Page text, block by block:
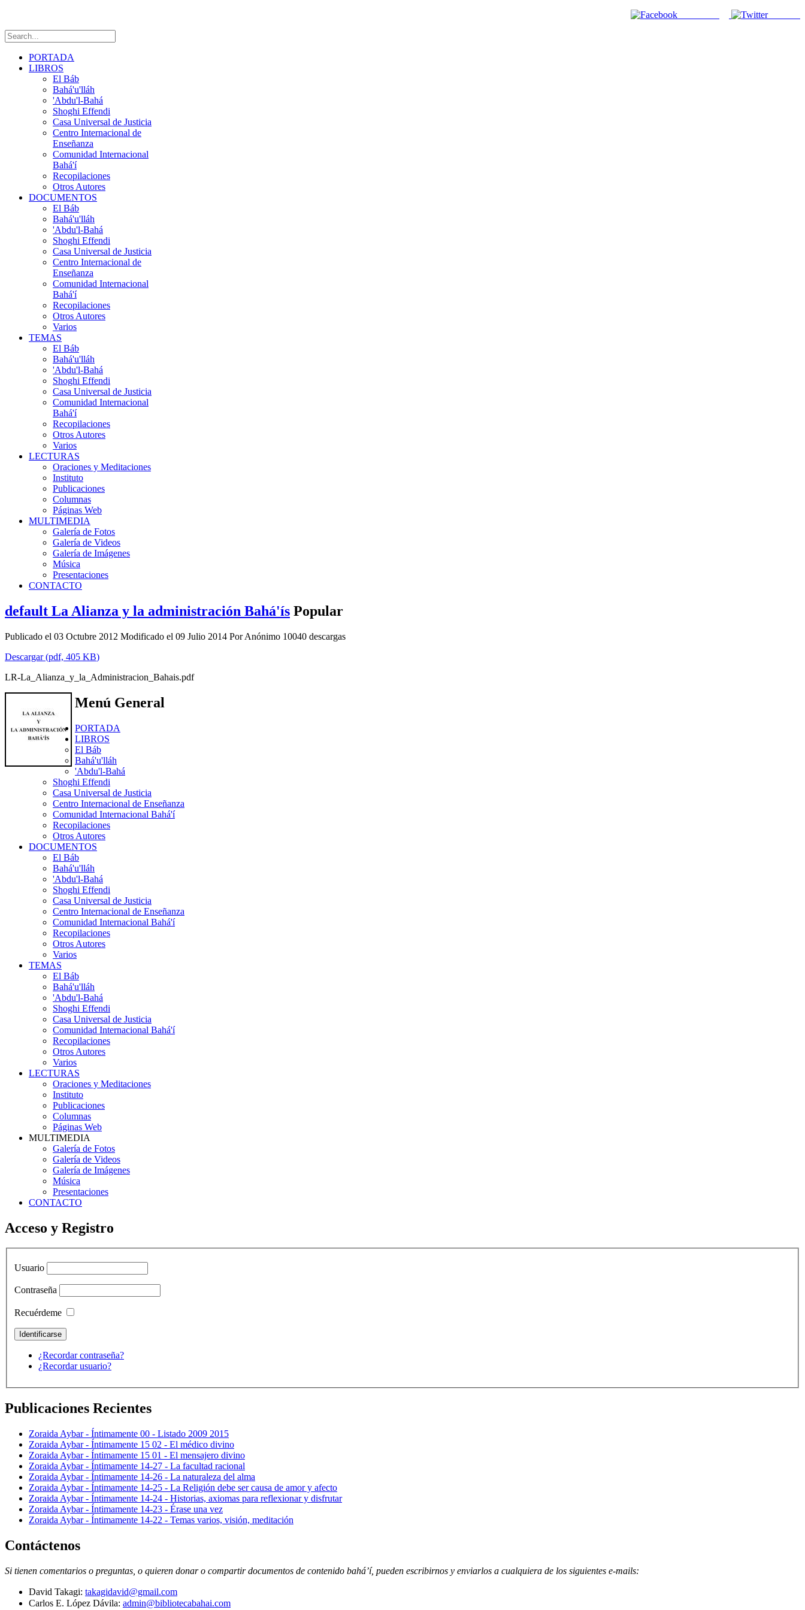
PORTADA
LIBROS
El Báb
Bahá'u'lláh
'Abdu'l-Bahá
Shoghi Effendi
Casa Universal de Justicia
Centro Internacional de
Enseñanza
Comunidad Internacional
Bahá'í
Recopilaciones
Otros Autores
DOCUMENTOS
El Báb
Bahá'u'lláh
'Abdu'l-Bahá
Shoghi Effendi
Casa Universal de Justicia
Centro Internacional de
Enseñanza
Comunidad Internacional
Bahá'í
Recopilaciones
Otros Autores
Varios
TEMAS
El Báb
Bahá'u'lláh
'Abdu'l-Bahá
Shoghi Effendi
Casa Universal de Justicia
Comunidad Internacional
Bahá'í
Recopilaciones
Otros Autores
Varios
LECTURAS
Oraciones y Meditaciones
Instituto
Publicaciones
Columnas
Páginas Web
MULTIMEDIA
Galería de Fotos
Galería de Videos
Galería de Imágenes
Música
Presentaciones
CONTACTO
default La Alianza y la administración Bahá'ís Popular
Publicado el 03 Octubre 2012 Modificado el 09 Julio 2014 PorAnónimo 10040 descargas
Descargar(pdf, 405 KB)
LR-La_Alianza_y_la_Administracion_Bahais.pdf
Menú General
PORTADA
LIBROS
El Báb
Bahá'u'lláh
'Abdu'l-Bahá
Shoghi Effendi
Casa Universal de Justicia
Centro Internacional de Enseñanza
Comunidad Internacional Bahá'í
Recopilaciones
Otros Autores
DOCUMENTOS
El Báb
Bahá'u'lláh
'Abdu'l-Bahá
Shoghi Effendi
Casa Universal de Justicia
Centro Internacional de Enseñanza
Comunidad Internacional Bahá'í
Recopilaciones
Otros Autores
Varios
TEMAS
El Báb
Bahá'u'lláh
'Abdu'l-Bahá
Shoghi Effendi
Casa Universal de Justicia
Comunidad Internacional Bahá'í
Recopilaciones
Otros Autores
Varios
LECTURAS
Oraciones y Meditaciones
Instituto
Publicaciones
Columnas
Páginas Web
MULTIMEDIA
Galería de Fotos
Galería de Videos
Galería de Imágenes
Música
Presentaciones
CONTACTO
Acceso y Registro
Usuario
Contraseña
Recuérdeme
¿Recordar contraseña?
¿Recordar usuario?
Publicaciones Recientes
Zoraida Aybar - Íntimamente 00 - Listado 2009 2015
Zoraida Aybar - Íntimamente 15 02 - El médico divino
Zoraida Aybar - Íntimamente 15 01 - El mensajero divino
Zoraida Aybar - Íntimamente 14-27 - La facultad racional
Zoraida Aybar - Íntimamente 14-26 - La naturaleza del alma
Zoraida Aybar - Íntimamente 14-25 - La Religión debe ser causa de amor y afecto
Zoraida Aybar - Íntimamente 14-24 - Historias, axiomas para reflexionar y disfrutar
Zoraida Aybar - Íntimamente 14-23 - Érase una vez
Zoraida Aybar - Íntimamente 14-22 - Temas varios, visión, meditación
Contáctenos
Si tienen comentarios o preguntas, o quieren donar o compartir documentos de contenido bahá’í, pueden escribirnos y enviarlos a cualquiera de los siguientes e-mails:
David Takagi: takagidavid@gmail.com
Carlos E. López Dávila: admin@bibliotecabahai.com